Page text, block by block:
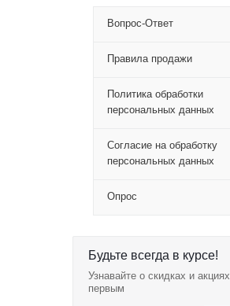
Вопрос-Ответ
Правила продажи
Политика обработки
персональных данных
Согласие на обработку
персональных данных
Опрос
Будьте всегда в курсе!
Узнавайте о скидках и акциях
первым